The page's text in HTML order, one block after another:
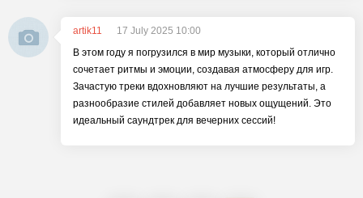
artik11
17 July 2025 10:00
В этом году я погрузился в мир музыки, который отлично
сочетает ритмы и эмоции, создавая атмосферу для игр.
Зачастую треки вдохновляют на лучшие результаты, а
разнообразие стилей добавляет новых ощущений. Это
идеальный саундтрек для вечерних сессий!